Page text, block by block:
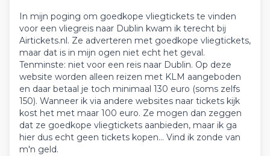
In mijn poging om goedkope vliegtickets te vinden
voor een vliegreis naar Dublin kwam ik terecht bij
Airtickets.nl. Ze adverteren met goedkope vliegtickets,
maar dat is in mijn ogen niet echt het geval.
Tenminste: niet voor een reis naar Dublin. Op deze
website worden alleen reizen met KLM aangeboden
en daar betaal je toch minimaal 130 euro (soms zelfs
150). Wanneer ik via andere websites naar tickets kijk
kost het met maar 100 euro. Ze mogen dan zeggen
dat ze goedkope vliegtickets aanbieden, maar ik ga
hier dus echt geen tickets kopen... Vind ik zonde van
m'n geld.